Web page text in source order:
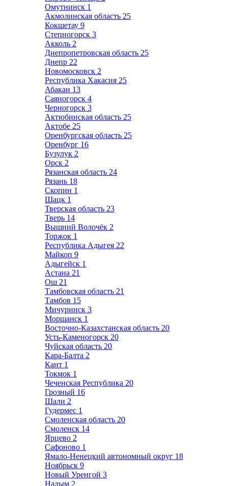
Омутнинск 1
Акмолинская область 25
Кокшетау 9
Степногорск 3
Акколь 2
Днепропетровская область 25
Днепр 22
Новомосковск 2
Республика Хакасия 25
Абакан 13
Саяногорск 4
Черногорск 3
Актюбинская область 25
Актобе 25
Оренбургская область 25
Оренбург 16
Бузулук 2
Орск 2
Рязанская область 24
Рязань 18
Скопин 1
Шацк 1
Тверская область 23
Тверь 14
Вышний Волочёк 2
Торжок 1
Республика Адыгея 22
Майкоп 9
Адыгейск 1
Астана 21
Ош 21
Тамбовская область 21
Тамбов 15
Мичуринск 3
Моршанск 1
Восточно-Казахстанская область 20
Усть-Каменогорск 20
Чуйская область 20
Кара-Балта 2
Кант 1
Токмок 1
Чеченская Республика 20
Грозный 16
Шали 2
Гудермес 1
Смоленская область 20
Смоленск 14
Ярцево 2
Сафоново 1
Ямало-Ненецкий автономный округ 18
Ноябрьск 9
Новый Уренгой 3
Надым 2